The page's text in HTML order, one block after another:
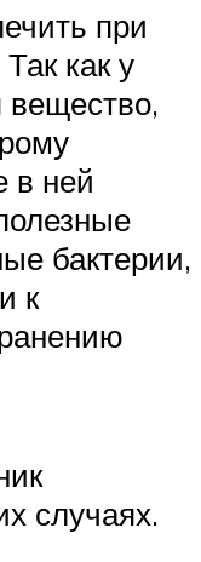
при
как у
вещество,
в ней
бактерии,
к
случаях.